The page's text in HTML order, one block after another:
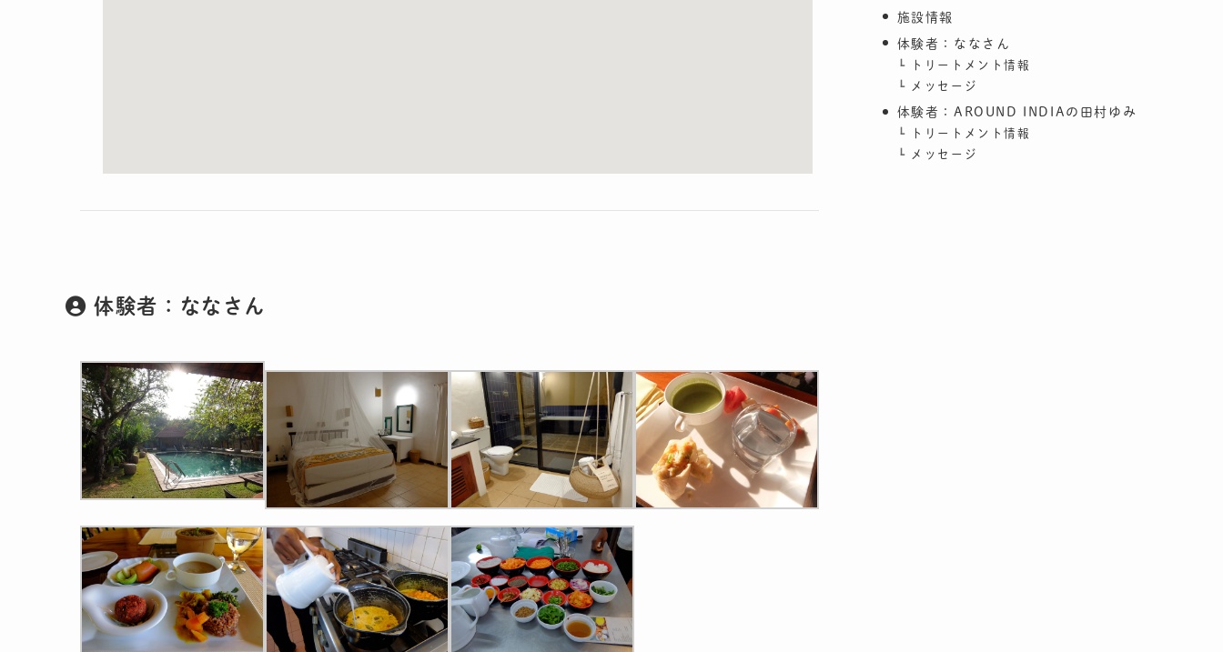
体験者：ななさん
施設情報
体験者：ななさん
トリートメント情報
メッセージ
体験者：AROUND INDIAの田村ゆみ
トリートメント情報
メッセージ